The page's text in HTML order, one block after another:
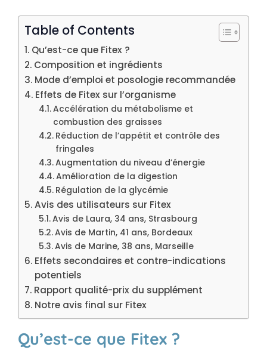
Table of Contents
Qu’est-ce que Fitex ?
Composition et ingrédients
Mode d’emploi et posologie recommandée
Effets de Fitex sur l’organisme
Accélération du métabolisme et
combustion des graisses
Réduction de l’appétit et contrôle des
fringales
Augmentation du niveau d’énergie
Amélioration de la digestion
Régulation de la glycémie
Avis des utilisateurs sur Fitex
Avis de Laura, 34 ans, Strasbourg
Avis de Martin, 41 ans, Bordeaux
Avis de Marine, 38 ans, Marseille
Effets secondaires et contre-indications
potentiels
Rapport qualité-prix du supplément
Notre avis final sur Fitex
Qu’est-ce que Fitex ?